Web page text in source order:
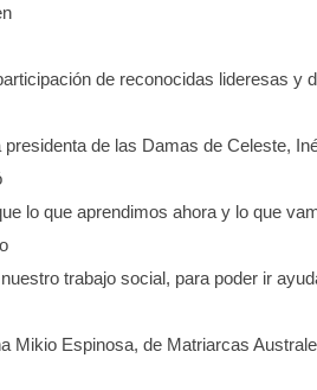
de reconocidas lideresas y
de las Damas de Celeste,
lo que aprendimos ahora y lo que
trabajo social, para poder ir
Mikio Espinosa, de Matriarcas